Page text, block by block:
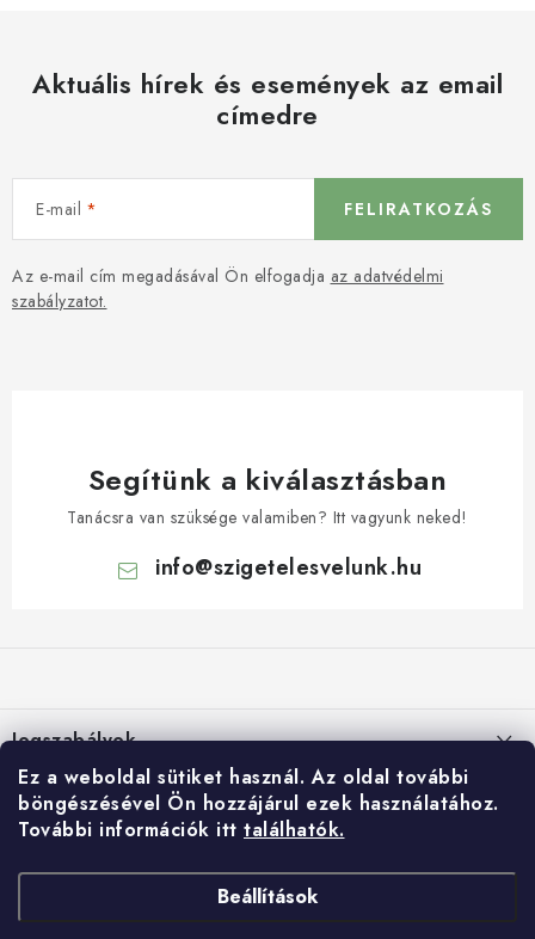
Ez a weboldal sütiket használ. Az oldal további
böngészésével Ön hozzájárul ezek használatához.
További információk itt találhatók.
Beállítások
Aktuális hírek és események az email
címedre
E-mail
Az e-mail cím megadásával Ön elfogadja az adatvédelmi
szabályzatot.
FELIRATKOZÁS
Segítünk a kiválasztásban
Tanácsra van szüksége valamiben? Itt vagyunk neked!
info@szigetelesvelunk.hu
l
é Jogszabályok
Suti (cookie) szabalyzat
Személyes adatok feldolgozása
Általános Szerződési Feltételek
Panasztételi űrlap
E-shop